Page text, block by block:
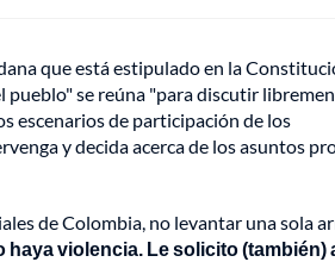
que está estipulado en la
pueblo" se reúna "para discutir
escenarios de participación de los
y decida acerca de los asuntos
de Colombia, no levantar una sola
violencia. Le solicito (también)